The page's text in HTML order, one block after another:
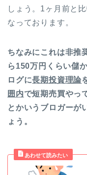
しょう。1ヶ月前と
なっております。
ちなみにこれは非推
ら150万円くらい儲
ログに長期投資理論
囲内で短期売買やっ
とかいうブロガーが
ょう。